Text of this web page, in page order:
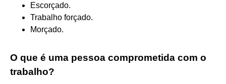
Escorçado.
Trabalho forçado.
Morçado.
O que é uma pessoa comprometida com o
trabalho?